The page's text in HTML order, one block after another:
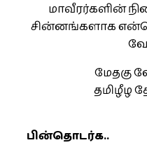
மாவீரர்களின்
சின்னங்களாக
மேதகு
தமிழீழ
பின்தொடர்க..